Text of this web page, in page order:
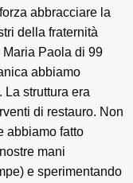
abbracciare la
della fraternità
Maria Paola di 99
abbiamo
La struttura era
di restauro. Non
abbiamo fatto
mani
e sperimentando